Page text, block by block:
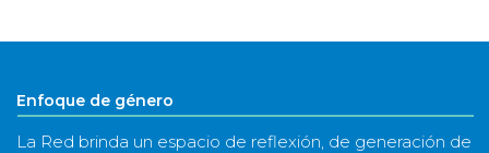
año
Enfoque de género
La Red brinda un espacio de reflexión, de generación de